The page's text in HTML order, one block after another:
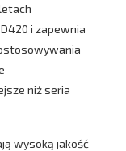
i zapewnia
niż seria
wysoką jakość